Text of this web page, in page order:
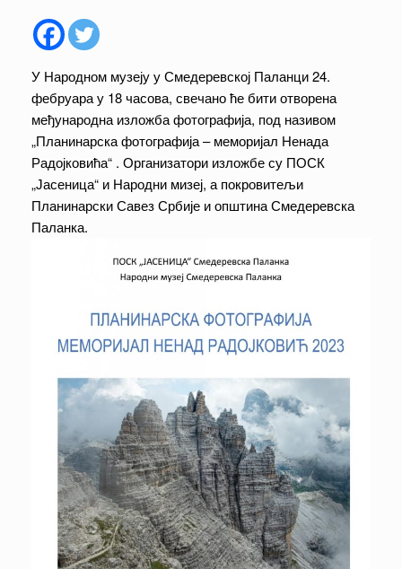
У Народном музеју у Смедеревској Паланци 24.
фебруара у 18 часова, свечано ће бити отворена
међународна изложба фотографија, под називом
„Планинарска фотографија – меморијал Ненада
Радојковића“ . Организатори изложбе су ПОСК
„Јасеница“ и Народни мизеј, а покровитељи
Планинарски Савез Србије и општина Смедеревска
Паланка.